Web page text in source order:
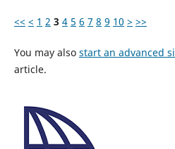
<< < 1 2 3 4 5 6 7 8 9 10 > >>
You may also start an advanced
article.